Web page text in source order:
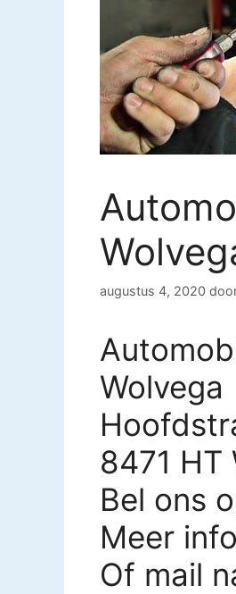
augustus 4, 2020
Wolvega
8471 HT
Bel ons
Meer
Of mail